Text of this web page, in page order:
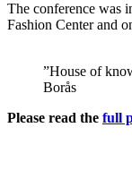
The conference was
Fashion Center and
”House of
Borås
Please read the full